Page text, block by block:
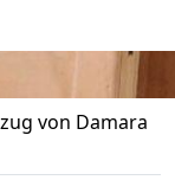
von Damara